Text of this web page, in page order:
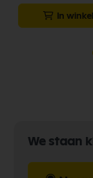
In
We staan